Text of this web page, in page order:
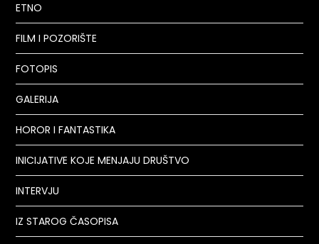
ETNO
FILM I POZORIŠTE
FOTOPIS
GALERIJA
HOROR I FANTASTIKA
INICIJATIVE KOJE MENJAJU DRUŠTVO
INTERVJU
IZ STAROG ČASOPISA